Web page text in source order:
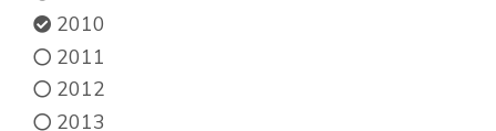
2010
2011
2012
2013